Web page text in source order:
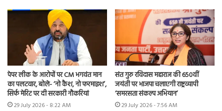
पेपर लीक के आरोपों पर CM भगवंत मान
का पलटवार, बोले- ‘नो कैश, नो फरमाइश’,
सिर्फ मेरिट पर दी सरकारी नौकरियां
29 July 2026 - 8:22 AM
संत गुरु रविदास महाराज की 650वीं
जयंती पर भाजपा चलाएगी राष्ट्रव्यापी
‘समरसता संकल्प अभियान’
29 July 2026 - 7:56 AM